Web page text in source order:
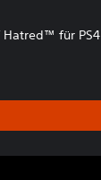
Hatred™ für